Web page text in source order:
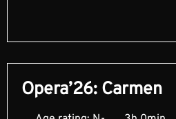
Opera’26: Carmen